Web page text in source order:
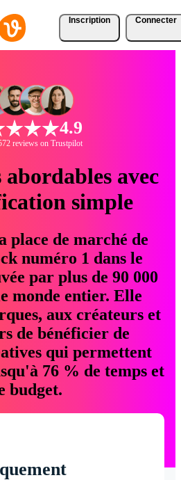
Inscription Connecter
4.9
reviews on Trustpilot
avec
simple
place de marché de
numéro 1 dans le
par plus de 90 000
monde entier. Elle
aux créateurs et
de bénéficier de
qui permettent
76 % de temps et
budget.